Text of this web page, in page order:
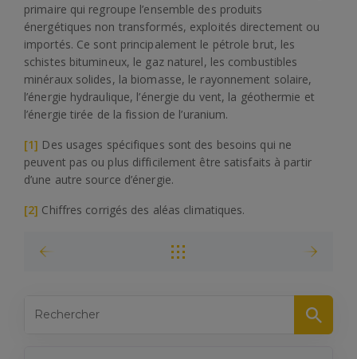
primaire qui regroupe l’ensemble des produits
énergétiques non transformés, exploités directement ou
importés. Ce sont principalement le pétrole brut, les
schistes bitumineux, le gaz naturel, les combustibles
minéraux solides, la biomasse, le rayonnement solaire,
l’énergie hydraulique, l’énergie du vent, la géothermie et
l’énergie tirée de la fission de l’uranium.
[1] Des usages spécifiques sont des besoins qui ne
peuvent pas ou plus difficilement être satisfaits à partir
d’une autre source d’énergie.
[2] Chiffres corrigés des aléas climatiques.